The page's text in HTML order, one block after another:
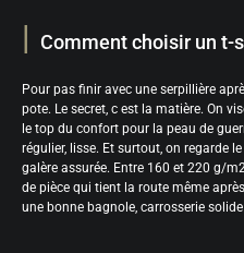
Comment choisir un t-
Pour pas finir avec une serpillière
pote. Le secret, c est la matière. On
le top du confort pour la peau de
régulier, lisse. Et surtout, on regarde
galère assurée. Entre 160 et 220 g/
de pièce qui tient la route même
une bonne bagnole, carrosserie